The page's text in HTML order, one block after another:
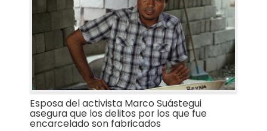
Esposa del activista Marco Suástegui
asegura que los delitos por los que fue
encarcelado son fabricados